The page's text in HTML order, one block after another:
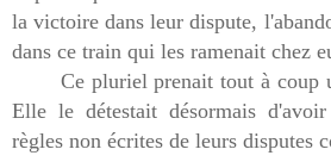
la victoire dans leur dispute,
dans ce train qui les ramenait chez
Ce pluriel prenait tout à coup
Elle le détestait désormais
règles non écrites de leurs disputes